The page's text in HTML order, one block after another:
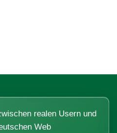
realen Usern und
Web